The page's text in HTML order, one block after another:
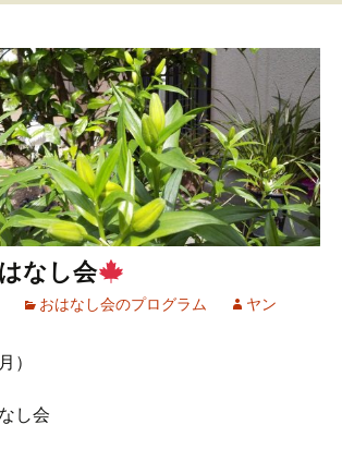
なし会
おはなし会のプログラム ヤン
）
し会